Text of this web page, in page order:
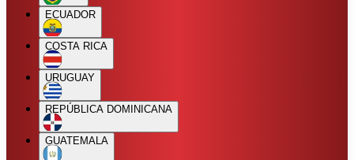
ECUADOR
COSTA RICA
URUGUAY
REPÚBLICA DOMINICANA
GUATEMALA